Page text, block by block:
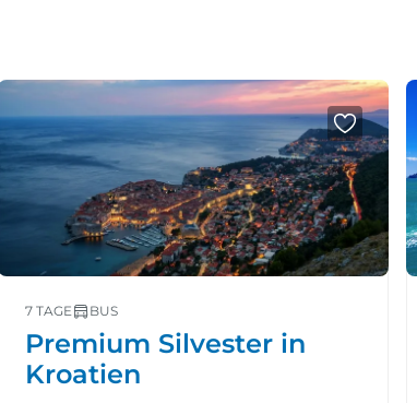
7 TAGE BUS
Premium Silvester in
Kroatien